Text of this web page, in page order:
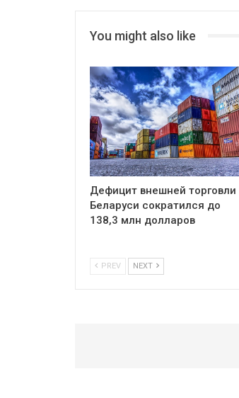
You might also like
Дефицит внешней торговли
Беларуси сократился до
138,3 млн долларов
PREV NEXT